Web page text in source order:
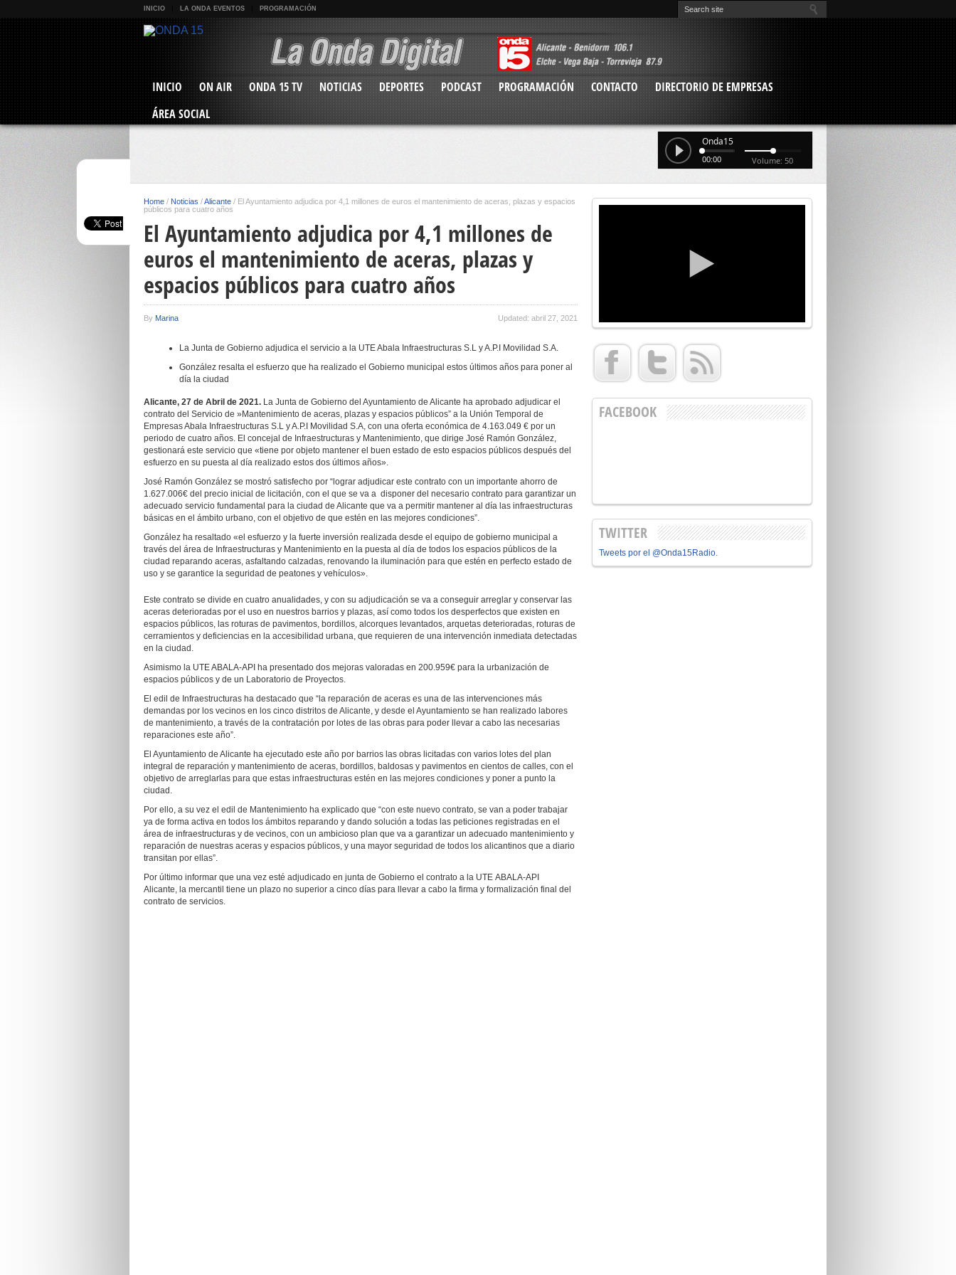
INICIO LA ONDA EVENTOS PROGRAMACIÓN
INICIO ON AIR ONDA 15 TV NOTICIAS DEPORTES PODCAST PROGRAMACIÓN CONTACTO
DIRECTORIO DE EMPRESAS
ÁREA SOCIAL
Onda15
00:00 Volume: 50
Home / Noticias /Alicante / El Ayuntamiento adjudica por 4,1 millones de euros el mantenimiento de aceras, plazas y espacios
públicos para cuatro años
El Ayuntamiento adjudica por 4,1 millones de
euros el mantenimiento de aceras, plazas y
espacios públicos para cuatro años
By Marina Updated: abril 27, 2021
La Junta de Gobierno adjudica el servicio a la UTE Abala Infraestructuras S.L y A.P.I Movilidad S.A.
González resalta el esfuerzo que ha realizado el Gobierno municipal estos últimos años para poner al
día la ciudad
Alicante, 27 de Abril de 2021. La Junta de Gobierno del Ayuntamiento de Alicante ha aprobado adjudicar el
contrato del Servicio de »Mantenimiento de aceras, plazas y espacios públicos” a la Unión Temporal de
Empresas Abala Infraestructuras S.L y A.P.I Movilidad S.A, con una oferta económica de 4.163.049 € por un
periodo de cuatro años. El concejal de Infraestructuras y Mantenimiento, que dirige José Ramón González,
gestionará este servicio que «tiene por objeto mantener el buen estado de esto espacios públicos después del
esfuerzo en su puesta al día realizado estos dos últimos años».
José Ramón González se mostró satisfecho por “lograr adjudicar este contrato con un importante ahorro de
1.627.006€ del precio inicial de licitación, con el que se va a disponer del necesario contrato para garantizar un
adecuado servicio fundamental para la ciudad de Alicante que va a permitir mantener al día las infraestructuras
básicas en el ámbito urbano, con el objetivo de que estén en las mejores condiciones”.
González ha resaltado «el esfuerzo y la fuerte inversión realizada desde el equipo de gobierno municipal a
través del área de Infraestructuras y Mantenimiento en la puesta al día de todos los espacios públicos de la
ciudad reparando aceras, asfaltando calzadas, renovando la iluminación para que estén en perfecto estado de
uso y se garantice la seguridad de peatones y vehículos».
Este contrato se divide en cuatro anualidades, y con su adjudicación se va a conseguir arreglar y conservar las
aceras deterioradas por el uso en nuestros barrios y plazas, así como todos los desperfectos que existen en
espacios públicos, las roturas de pavimentos, bordillos, alcorques levantados, arquetas deterioradas, roturas de
cerramientos y deficiencias en la accesibilidad urbana, que requieren de una intervención inmediata detectadas
en la ciudad.
Asimismo la UTE ABALA-API ha presentado dos mejoras valoradas en 200.959€ para la urbanización de
espacios públicos y de un Laboratorio de Proyectos.
El edil de Infraestructuras ha destacado que “la reparación de aceras es una de las intervenciones más
demandas por los vecinos en los cinco distritos de Alicante, y desde el Ayuntamiento se han realizado labores
de mantenimiento, a través de la contratación por lotes de las obras para poder llevar a cabo las necesarias
reparaciones este año”.
El Ayuntamiento de Alicante ha ejecutado este año por barrios las obras licitadas con varios lotes del plan
integral de reparación y mantenimiento de aceras, bordillos, baldosas y pavimentos en cientos de calles, con el
objetivo de arreglarlas para que estas infraestructuras estén en las mejores condiciones y poner a punto la
ciudad.
Por ello, a su vez el edil de Mantenimiento ha explicado que “con este nuevo contrato, se van a poder trabajar
ya de forma activa en todos los ámbitos reparando y dando solución a todas las peticiones registradas en el
área de infraestructuras y de vecinos, con un ambicioso plan que va a garantizar un adecuado mantenimiento y
reparación de nuestras aceras y espacios públicos, y una mayor seguridad de todos los alicantinos que a diario
transitan por ellas”.
Por último informar que una vez esté adjudicado en junta de Gobierno el contrato a la UTE ABALA-API
Alicante, la mercantil tiene un plazo no superior a cinco días para llevar a cabo la firma y formalización final del
contrato de servicios.
FACEBOOK
TWITTER
Tweets por el @Onda15Radio.